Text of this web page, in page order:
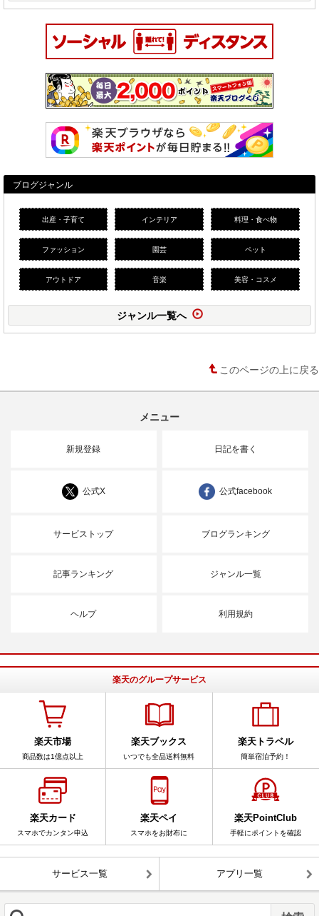
ブログジャンル
出産・子育て インテリア 料理・食べ物
ファッション 園芸 ペット
アウトドア 音楽 美容・コスメ
ジャンル一覧へ
このページの上に戻る
メニュー
新規登録 日記を書く
公式X 公式facebook
サービストップ ブログランキング
記事ランキング ジャンル一覧
ヘルプ 利用規約
楽天のグループサービス
楽天市場
商品数は1億点以上
楽天ブックス
いつでも全品送料無料
楽天トラベル
簡単宿泊予約！
楽天カード
スマホでカンタン申込
楽天ペイ
スマホをお財布に
楽天PointClub
手軽にポイントを確認
サービス一覧 アプリ一覧